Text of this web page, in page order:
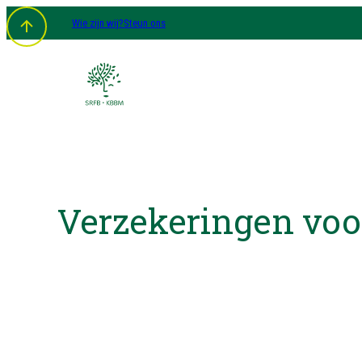
Wie zijn wij?Steun ons
Verzekeringen